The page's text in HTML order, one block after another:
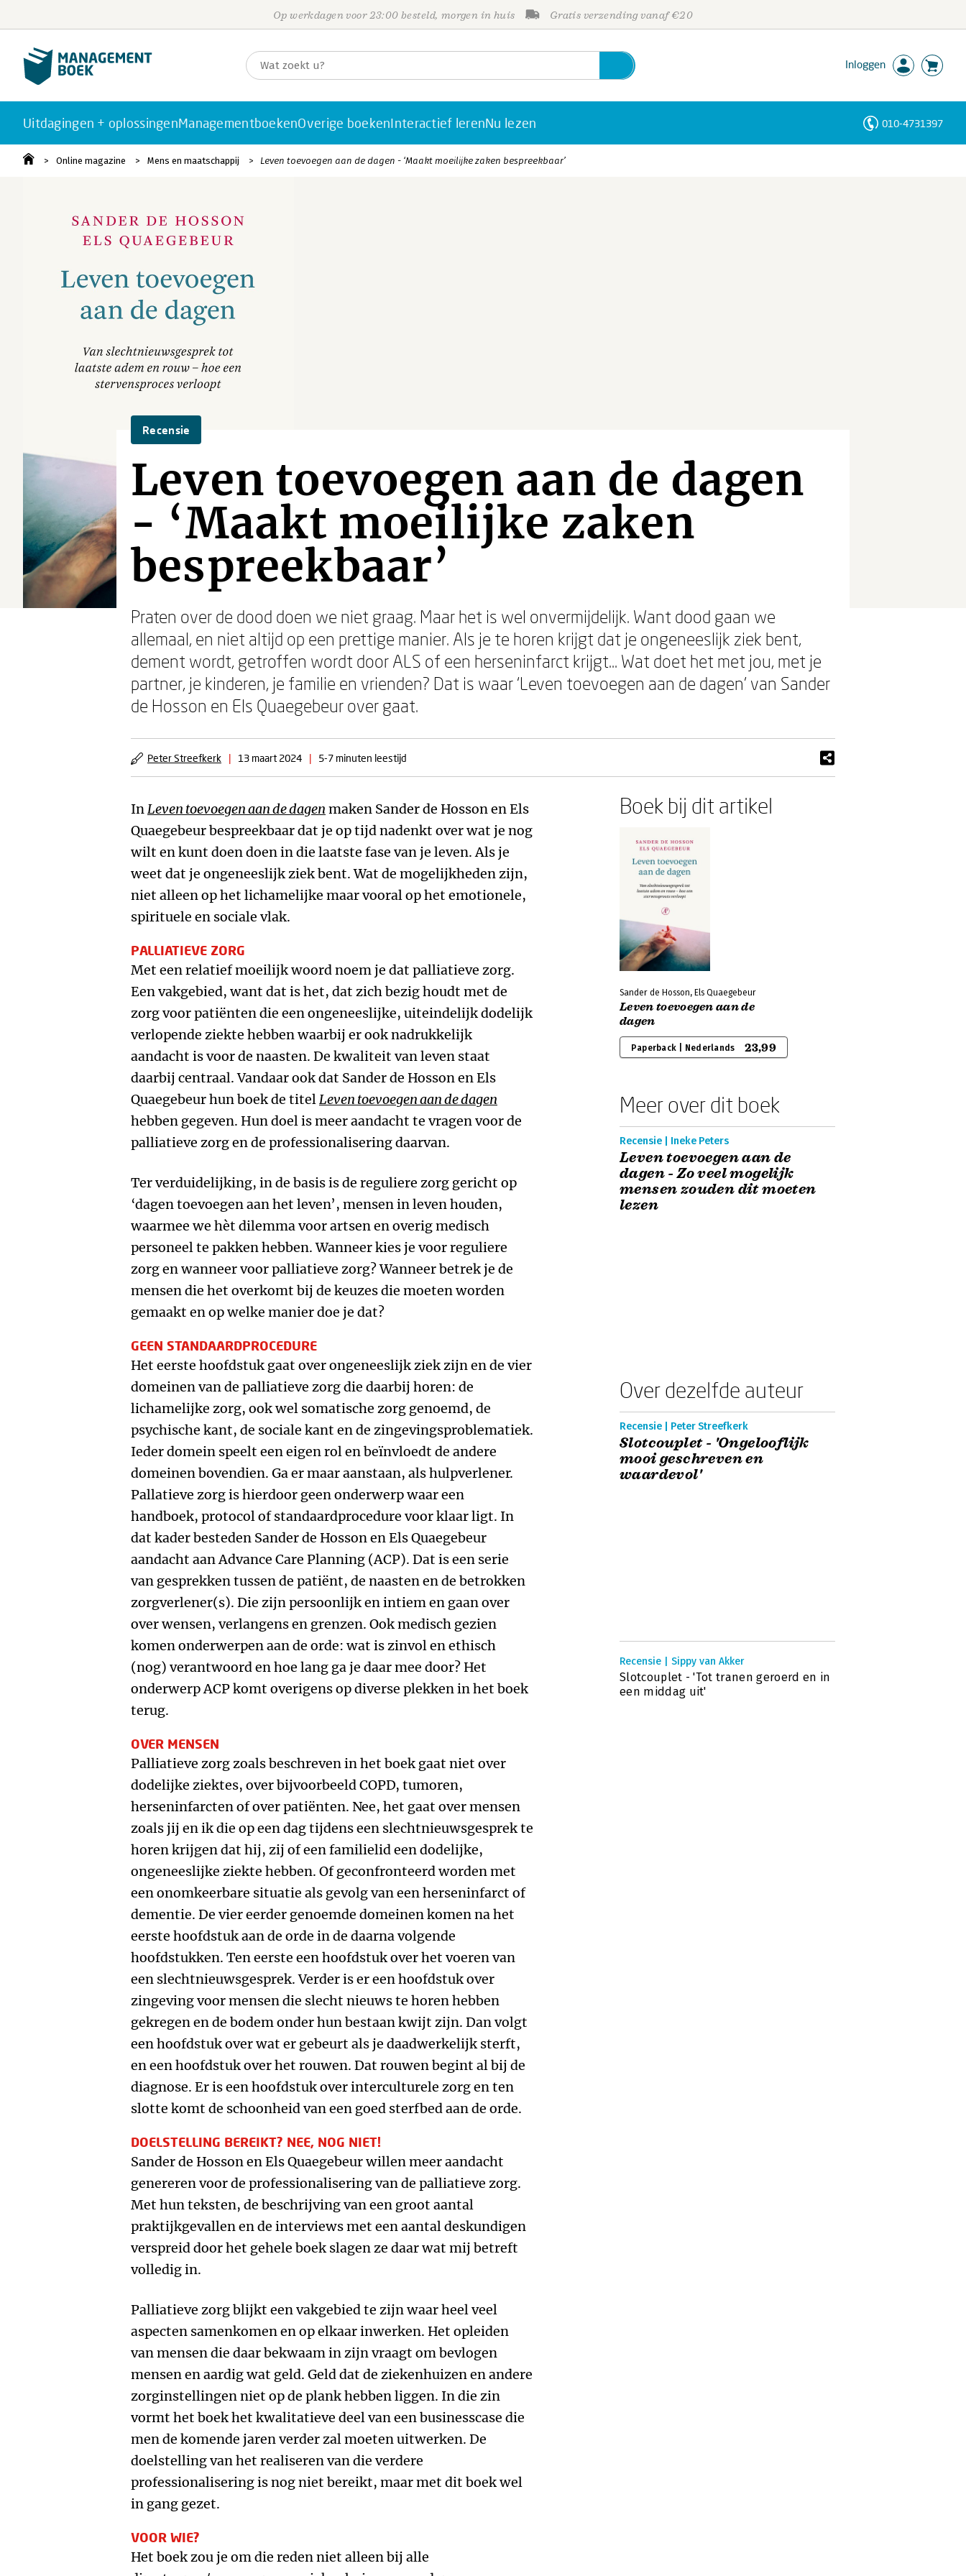
Op werkdagen voor 23:00 besteld, morgen in huis Gratis verzending vanaf €20
Inloggen
Uitdagingen + oplossingenManagementboekenOverige boekenInteractief lerenNu lezen 010-4731397
Online magazine Mens en maatschappij Leven toevoegen aan de dagen - ‘Maakt moeilijke zaken bespreekbaar’
Recensie
Leven toevoegen aan de dagen
- ‘Maakt moeilijke zaken
bespreekbaar’
Praten over de dood doen we niet graag. Maar het is wel onvermijdelijk. Want dood gaan we
allemaal, en niet altijd op een prettige manier. Als je te horen krijgt dat je ongeneeslijk ziek bent,
dement wordt, getroffen wordt door ALS of een herseninfarct krijgt... Wat doet het met jou, met je
partner, je kinderen, je familie en vrienden? Dat is waar ‘Leven toevoegen aan de dagen’ van Sander
de Hosson en Els Quaegebeur over gaat.
Peter Streefkerk | 13 maart 2024 | 5-7 minuten leestijd
InLeven toevoegen aan de dagen maken Sander de Hosson en Els
Quaegebeur bespreekbaar dat je op tijd nadenkt over wat je nog
wilt en kunt doen doen in die laatste fase van je leven. Als je
weet dat je ongeneeslijk ziek bent. Wat de mogelijkheden zijn,
niet alleen op het lichamelijke maar vooral op het emotionele,
spirituele en sociale vlak.
PALLIATIEVE ZORG
Met een relatief moeilijk woord noem je dat palliatieve zorg.
Een vakgebied, want dat is het, dat zich bezig houdt met de
zorg voor patiënten die een ongeneeslijke, uiteindelijk dodelijk
verlopende ziekte hebben waarbij er ook nadrukkelijk
aandacht is voor de naasten. De kwaliteit van leven staat
daarbij centraal. Vandaar ook dat Sander de Hosson en Els
Quaegebeur hun boek de titelLeven toevoegen aan de dagen
hebben gegeven. Hun doel is meer aandacht te vragen voor de
palliatieve zorg en de professionalisering daarvan.
Ter verduidelijking, in de basis is de reguliere zorg gericht op
‘dagen toevoegen aan het leven’, mensen in leven houden,
waarmee we hèt dilemma voor artsen en overig medisch
personeel te pakken hebben. Wanneer kies je voor reguliere
zorg en wanneer voor palliatieve zorg? Wanneer betrek je de
mensen die het overkomt bij de keuzes die moeten worden
gemaakt en op welke manier doe je dat?
GEEN STANDAARDPROCEDURE
Het eerste hoofdstuk gaat over ongeneeslijk ziek zijn en de vier
domeinen van de palliatieve zorg die daarbij horen: de
lichamelijke zorg, ook wel somatische zorg genoemd, de
psychische kant, de sociale kant en de zingevingsproblematiek.
Ieder domein speelt een eigen rol en beïnvloedt de andere
domeinen bovendien. Ga er maar aanstaan, als hulpverlener.
Pallatieve zorg is hierdoor geen onderwerp waar een
handboek, protocol of standaardprocedure voor klaar ligt. In
dat kader besteden Sander de Hosson en Els Quaegebeur
aandacht aan Advance Care Planning (ACP). Dat is een serie
van gesprekken tussen de patiënt, de naasten en de betrokken
zorgverlener(s). Die zijn persoonlijk en intiem en gaan over
over wensen, verlangens en grenzen. Ook medisch gezien
komen onderwerpen aan de orde: wat is zinvol en ethisch
(nog) verantwoord en hoe lang ga je daar mee door? Het
onderwerp ACP komt overigens op diverse plekken in het boek
terug.
OVER MENSEN
Palliatieve zorg zoals beschreven in het boek gaat niet over
dodelijke ziektes, over bijvoorbeeld COPD, tumoren,
herseninfarcten of over patiënten. Nee, het gaat over mensen
zoals jij en ik die op een dag tijdens een slechtnieuwsgesprek te
horen krijgen dat hij, zij of een familielid een dodelijke,
ongeneeslijke ziekte hebben. Of geconfronteerd worden met
een onomkeerbare situatie als gevolg van een herseninfarct of
dementie. De vier eerder genoemde domeinen komen na het
eerste hoofdstuk aan de orde in de daarna volgende
hoofdstukken. Ten eerste een hoofdstuk over het voeren van
een slechtnieuwsgesprek. Verder is er een hoofdstuk over
zingeving voor mensen die slecht nieuws te horen hebben
gekregen en de bodem onder hun bestaan kwijt zijn. Dan volgt
een hoofdstuk over wat er gebeurt als je daadwerkelijk sterft,
en een hoofdstuk over het rouwen. Dat rouwen begint al bij de
diagnose. Er is een hoofdstuk over interculturele zorg en ten
slotte komt de schoonheid van een goed sterfbed aan de orde.
DOELSTELLING BEREIKT? NEE, NOG NIET!
Sander de Hosson en Els Quaegebeur willen meer aandacht
genereren voor de professionalisering van de palliatieve zorg.
Met hun teksten, de beschrijving van een groot aantal
praktijkgevallen en de interviews met een aantal deskundigen
verspreid door het gehele boek slagen ze daar wat mij betreft
volledig in.
Palliatieve zorg blijkt een vakgebied te zijn waar heel veel
aspecten samenkomen en op elkaar inwerken. Het opleiden
van mensen die daar bekwaam in zijn vraagt om bevlogen
mensen en aardig wat geld. Geld dat de ziekenhuizen en andere
zorginstellingen niet op de plank hebben liggen. In die zin
vormt het boek het kwalitatieve deel van een businesscase die
men de komende jaren verder zal moeten uitwerken. De
doelstelling van het realiseren van die verdere
professionalisering is nog niet bereikt, maar met dit boek wel
in gang gezet.
VOOR WIE?
Het boek zou je om die reden niet alleen bij alle
Boek bij dit artikel
Sander de Hosson, Els Quaegebeur
Leven toevoegen aan de
dagen
Paperback | Nederlands 23,99
Meer over dit boek
Recensie | Ineke Peters
Leven toevoegen aan de
dagen - Zo veel mogelijk
mensen zouden dit moeten
lezen
Over dezelfde auteur
Recensie | Peter Streefkerk
Slotcouplet - 'Ongelooflijk
mooi geschreven en
waardevol'
Recensie | Sippy van Akker
Slotcouplet - 'Tot tranen geroerd en in
een middag uit'
Personen